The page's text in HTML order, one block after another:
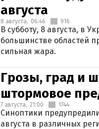
августа
8 августа, 06:46 916
В субботу, 8 августа, в
большинстве областей
сильная жара.
Грозы, град и
штормовое
7 августа, 21:00 1744
Синоптики
августа в различных